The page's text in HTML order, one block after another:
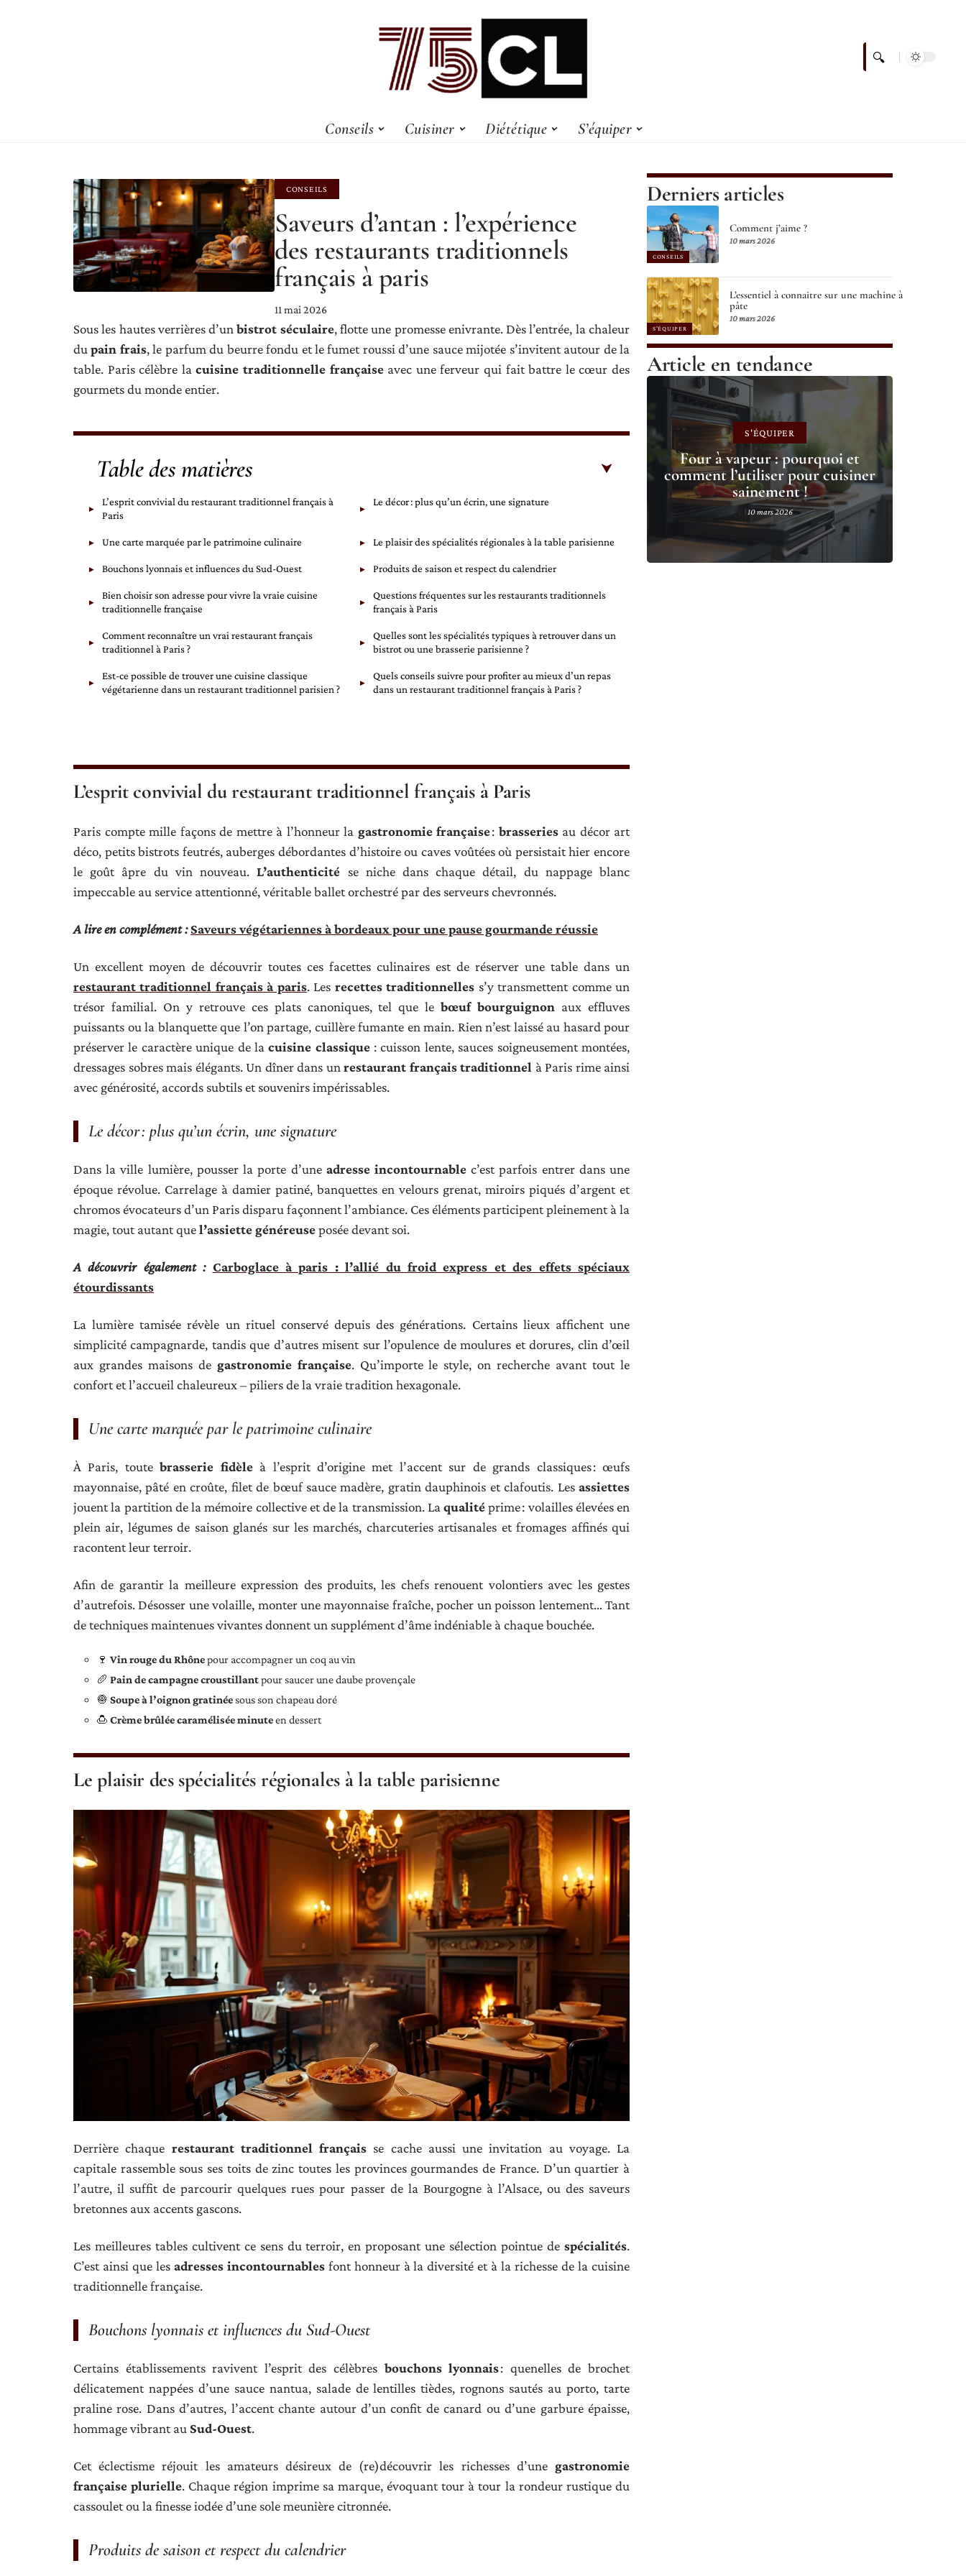
Conseils Cuisiner Diététique S’équiper
CONSEILS
Saveurs d’antan : l’expérience
des restaurants traditionnels
français à paris
11 mai 2026
Sous les hautes verrières d’unbistrot séculaire, flotte une promesse enivrante. Dès l’entrée, la chaleur
dupain frais, le parfum du beurre fondu et le fumet roussi d’une sauce mijotée s’invitent autour de la
table. Paris célèbre lacuisine traditionnelle françaiseavec une ferveur qui fait battre le cœur des
gourmets du monde entier.
Table des matières
L’esprit convivial du restaurant traditionnel français à
Paris
Le décor : plus qu’un écrin, une signature
Une carte marquée par le patrimoine culinaire Le plaisir des spécialités régionales à la table parisienne
Bouchons lyonnais et influences du Sud-Ouest Produits de saison et respect du calendrier
Bien choisir son adresse pour vivre la vraie cuisine
traditionnelle française
Questions fréquentes sur les restaurants traditionnels
français à Paris
Comment reconnaître un vrai restaurant français
traditionnel à Paris ?
Quelles sont les spécialités typiques à retrouver dans un
bistrot ou une brasserie parisienne ?
Est-ce possible de trouver une cuisine classique
végétarienne dans un restaurant traditionnel parisien ?
Quels conseils suivre pour profiter au mieux d’un repas
dans un restaurant traditionnel français à Paris ?
L’esprit convivial du restaurant traditionnel français à Paris
Paris compte mille façons de mettre à l’honneur la gastronomie française: brasseriesau décor art
déco, petits bistrots feutrés, auberges débordantes d’histoire ou caves voûtées où persistait hier encore
le goût âpre du vin nouveau.L’authenticité se niche dans chaque détail, du nappage blanc
impeccable au service attentionné, véritable ballet orchestré par des serveurs chevronnés.
A lire en complément : Saveurs végétariennes à bordeaux pour une pause gourmande réussie
Un excellent moyen de découvrir toutes ces facettes culinaires est de réserver une table dans un
restaurant traditionnel français à paris. Les recettes traditionnelles s’y transmettent comme un
trésor familial. On y retrouve ces plats canoniques, tel que lebœuf bourguignon aux effluves
puissants ou la blanquette que l’on partage, cuillère fumante en main. Rien n’est laissé au hasard pour
préserver le caractère unique de lacuisine classique: cuisson lente, sauces soigneusement montées,
dressages sobres mais élégants. Un dîner dans un restaurant français traditionnel à Paris rime ainsi
avec générosité, accords subtils et souvenirs impérissables.
Le décor : plus qu’un écrin, une signature
Dans la ville lumière, pousser la porte d’une adresse incontournablec’est parfois entrer dans une
époque révolue. Carrelage à damier patiné, banquettes en velours grenat, miroirs piqués d’argent et
chromos évocateurs d’un Paris disparu façonnent l’ambiance. Ces éléments participent pleinement à la
magie, tout autant quel’assiette généreuseposée devant soi.
A découvrir également : Carboglace à paris : l’allié du froid express et des effets spéciaux
étourdissants
La lumière tamisée révèle un rituel conservé depuis des générations. Certains lieux affichent une
simplicité campagnarde, tandis que d’autres misent sur l’opulence de moulures et dorures, clin d’œil
aux grandes maisons de gastronomie française. Qu’importe le style, on recherche avant tout le
confort et l’accueil chaleureux – piliers de la vraie tradition hexagonale.
Une carte marquée par le patrimoine culinaire
À Paris, toutebrasserie fidèleà l’esprit d’origine met l’accent sur de grands classiques : œufs
mayonnaise, pâté en croûte, filet de bœuf sauce madère, gratin dauphinois et clafoutis. Les assiettes
jouent la partition de la mémoire collective et de la transmission. La qualitéprime : volailles élevées en
plein air, légumes de saison glanés sur les marchés, charcuteries artisanales et fromages affinés qui
racontent leur terroir.
Afin de garantir la meilleure expression des produits, les chefs renouent volontiers avec les gestes
d’autrefois. Désosser une volaille, monter une mayonnaise fraîche, pocher un poisson lentement… Tant
de techniques maintenues vivantes donnent un supplément d’âme indéniable à chaque bouchée.
🍷 Vin rouge du Rhônepour accompagner un coq au vin
🥖 Pain de campagne croustillantpour saucer une daube provençale
🧅 Soupe à l’oignon gratinéesous son chapeau doré
🍮 Crème brûlée caramélisée minuteen dessert
Le plaisir des spécialités régionales à la table parisienne
Derrière chaque restaurant traditionnel français se cache aussi une invitation au voyage. La
capitale rassemble sous ses toits de zinc toutes les provinces gourmandes de France. D’un quartier à
l’autre, il suffit de parcourir quelques rues pour passer de la Bourgogne à l’Alsace, ou des saveurs
bretonnes aux accents gascons.
Les meilleures tables cultivent ce sens du terroir, en proposant une sélection pointue de spécialités.
C’est ainsi que les adresses incontournablesfont honneur à la diversité et à la richesse de la cuisine
traditionnelle française.
Bouchons lyonnais et influences du Sud-Ouest
Certains établissements ravivent l’esprit des célèbres bouchons lyonnais: quenelles de brochet
délicatement nappées d’une sauce nantua, salade de lentilles tièdes, rognons sautés au porto, tarte
praline rose. Dans d’autres, l’accent chante autour d’un confit de canard ou d’une garbure épaisse,
hommage vibrant au Sud-Ouest.
Cet éclectisme réjouit les amateurs désireux de (re)découvrir les richesses d’une gastronomie
française plurielle. Chaque région imprime sa marque, évoquant tour à tour la rondeur rustique du
cassoulet ou la finesse iodée d’une sole meunière citronnée.
Produits de saison et respect du calendrier
Derniers articles
CONSEILS
Comment j’aime ?
10 mars 2026
S'ÉQUIPER
L’essentiel à connaitre sur une machine à
pâte
10 mars 2026
Article en tendance
S'ÉQUIPER
Four à vapeur : pourquoi et
comment l’utiliser pour cuisiner
sainement !
10 mars 2026